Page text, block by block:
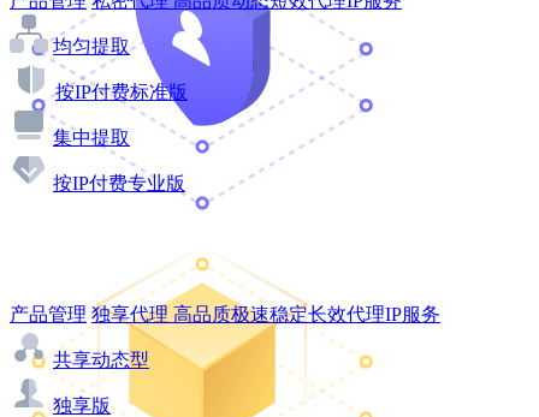
均匀提取
按IP付费标准版
集中提取
按IP付费专业版
产品管理 独享代理 高品质极速稳定长效代理IP服务
共享动态型
独享版